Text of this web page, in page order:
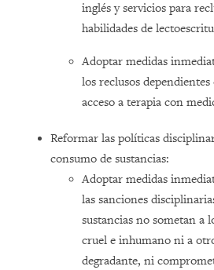
inglés y servicios para
habilidades de
Adoptar medidas
los reclusos
acceso a terapia con
Reformar las políticas
consumo de sustancias:
Adoptar medidas
las sanciones
sustancias no sometan a
cruel e inhumano ni a
degradante, ni